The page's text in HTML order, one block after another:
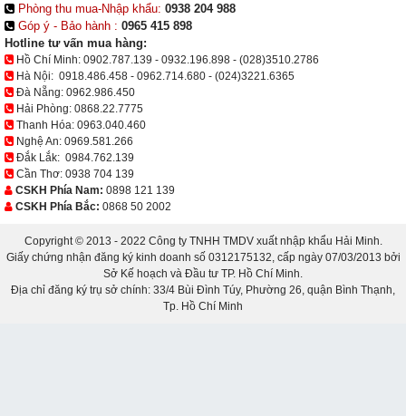
Phòng thu mua-Nhập khẩu: 0938 204 988
Góp ý - Bảo hành : 0965 415 898
Hotline tư vấn mua hàng:
Hồ Chí Minh: 0902.787.139 - 0932.196.898 - (028)3510.2786
Hà Nội: 0918.486.458 - 0962.714.680 - (024)3221.6365
Đà Nẵng: 0962.986.450
Hải Phòng: 0868.22.7775
Thanh Hóa: 0963.040.460
Nghệ An: 0969.581.266
Đắk Lắk: 0984.762.139
Cần Thơ: 0938 704 139
CSKH Phía Nam: 0898 121 139
CSKH Phía Bắc: 0868 50 2002
Copyright © 2013 - 2022 Công ty TNHH TMDV xuất nhập khẩu Hải Minh.
Giấy chứng nhận đăng ký kinh doanh số 0312175132, cấp ngày 07/03/2013 bởi
Sở Kế hoạch và Đầu tư TP. Hồ Chí Minh.
Địa chỉ đăng ký trụ sở chính: 33/4 Bùi Đình Túy, Phường 26, quận Bình Thạnh,
Tp. Hồ Chí Minh